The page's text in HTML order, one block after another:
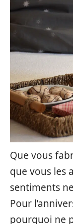
Que vous
que vous les
sentiments
Pour
pourquoi ne